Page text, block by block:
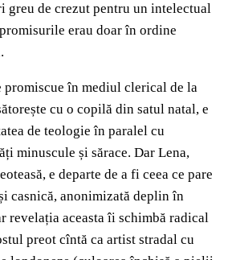
greu de crezut pentru un intelectual
erau doar în ordine
promiscue în mediul clerical de la
cu o copilă din satul natal, e
de teologie în paralel cu
minuscule și sărace. Dar Lena,
e departe de a fi ceea ce pare
casnică, anonimizată deplin în
revelația aceasta îi schimbă radical
preot cîntă ca artist stradal cu